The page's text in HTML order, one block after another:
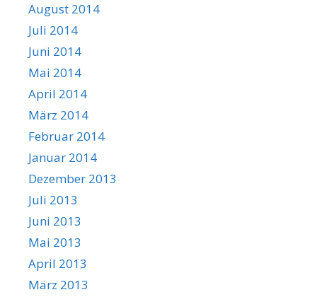
August 2014
Juli 2014
Juni 2014
Mai 2014
April 2014
März 2014
Februar 2014
Januar 2014
Dezember 2013
Juli 2013
Juni 2013
Mai 2013
April 2013
März 2013